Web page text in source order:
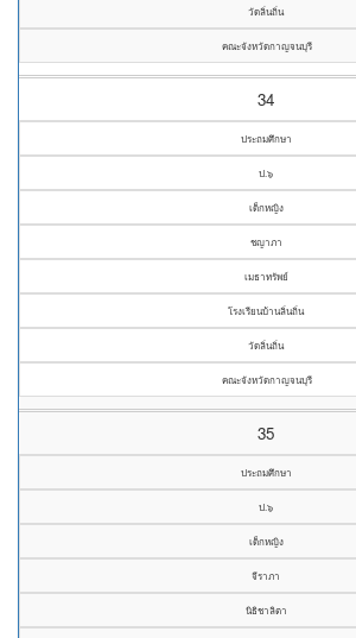
วัดลิ่นถิ่น
คณะจังหวัดกาญจนบุรี
34
ประถมศึกษา
ป.๖
เด็กหญิง
ชญาภา
เมธาทรัพย์
โรงเรียนบ้านลิ่นถิ่น
วัดลิ่นถิ่น
คณะจังหวัดกาญจนบุรี
35
ประถมศึกษา
ป.๖
เด็กหญิง
จีราภา
นิธิชาลิตา